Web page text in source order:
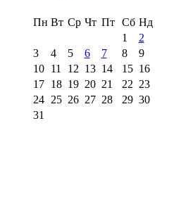
Пн Вт Ср Чт Пт Сб Нд
1
2
3
4 5 6 7 8
9
10
11 12 13 14 15 16
17
18 19 20 21 22 23
24
25 26 27 28 29 30
31